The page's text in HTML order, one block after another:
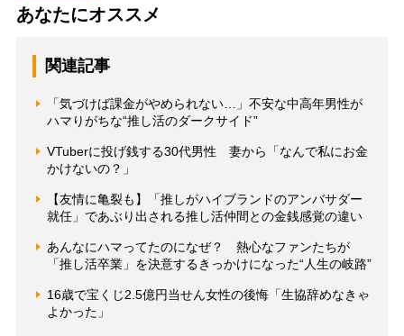
あなたにオススメ
関連記事
「気づけば課金がやめられない…」不安な中高年男性が
ハマりがちな“推し活のダークサイド”
VTuberに投げ銭する30代男性 妻から「なんで私にお金
かけないの？」
【友情に亀裂も】「推しがハイブランドのアンバサダー
就任」であぶり出される推し活仲間との金銭感覚の違い
あんなにハマってたのになぜ？ 熱心なファンたちが
「推し活卒業」を決意するきっかけになった“人生の岐路”
16歳で宝くじ2.5億円当せん女性の後悔「生協辞めなきゃ
よかった」